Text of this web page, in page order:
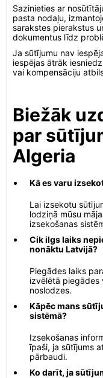
Sazinieties ar
pasta nodaļu,
sarakstes pierakstus
dokumentus līdz
Ja sūtījumu nav
iespējas ātrāk
vai kompensāciju
Biežāk
par
Algeria
Kā es varu
Lai izsekotu
lodziņā mūsu
izsekošanas
Cik ilgs laiks
nonāktu Latvijā?
Piegādes laiks
izvēlētā piegādes
noslodzes.
Kāpēc mans
sistēmā?
Izsekošanas
īpaši, ja sūtījums
pārbaudi.
Ko darīt, ja